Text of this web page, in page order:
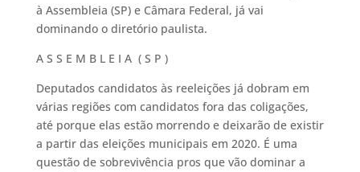
à Assembleia (SP) e Câmara Federal, já vai
dominando o diretório paulista.
A S S E M B L E I A ( S P )
Deputados candidatos às reeleições já dobram em
várias regiões com candidatos fora das coligações,
até porque elas estão morrendo e deixarão de existir
a partir das eleições municipais em 2020. É uma
questão de sobrevivência pros que vão dominar a